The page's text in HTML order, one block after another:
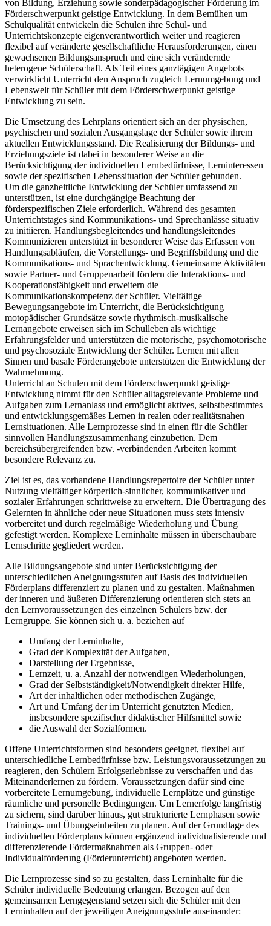
von Bildung, Erziehung sowie sonderpädagogischer Förderung im
Förderschwerpunkt geistige Entwicklung. In dem Bemühen um
Schulqualität entwickeln die Schulen ihre Schul- und
Unterrichtskonzepte eigenverantwortlich weiter und reagieren
flexibel auf veränderte gesellschaftliche Herausforderungen, einen
gewachsenen Bildungsanspruch und eine sich verändernde
heterogene Schülerschaft. Als Teil eines ganztägigen Angebots
verwirklicht Unterricht den Anspruch zugleich Lernumgebung und
Lebenswelt für Schüler mit dem Förderschwerpunkt geistige
Entwicklung zu sein.
Die Umsetzung des Lehrplans orientiert sich an der physischen,
psychischen und sozialen Ausgangslage der Schüler sowie ihrem
aktuellen Entwicklungsstand. Die Realisierung der Bildungs- und
Erziehungsziele ist dabei in besonderer Weise an die
Berücksichtigung der individuellen Lernbedürfnisse, Lerninteressen
sowie der spezifischen Lebenssituation der Schüler gebunden.
Um die ganzheitliche Entwicklung der Schüler umfassend zu
unterstützen, ist eine durchgängige Beachtung der
förderspezifischen Ziele erforderlich. Während des gesamten
Unterrichtstages sind Kommunikations- und Sprechanlässe situativ
zu initiieren. Handlungsbegleitendes und handlungsleitendes
Kommunizieren unterstützt in besonderer Weise das Erfassen von
Handlungsabläufen, die Vorstellungs- und Begriffsbildung und die
Kommunikations- und Sprachentwicklung. Gemeinsame Aktivitäten
sowie Partner- und Gruppenarbeit fördern die Interaktions- und
Kooperationsfähigkeit und erweitern die
Kommunikationskompetenz der Schüler. Vielfältige
Bewegungsangebote im Unterricht, die Berücksichtigung
motopädischer Grundsätze sowie rhythmisch-musikalische
Lernangebote erweisen sich im Schulleben als wichtige
Erfahrungsfelder und unterstützen die motorische, psychomotorische
und psychosoziale Entwicklung der Schüler. Lernen mit allen
Sinnen und basale Förderangebote unterstützen die Entwicklung der
Wahrnehmung.
Unterricht an Schulen mit dem Förderschwerpunkt geistige
Entwicklung nimmt für den Schüler alltagsrelevante Probleme und
Aufgaben zum Lernanlass und ermöglicht aktives, selbstbestimmtes
und entwicklungsgemäßes Lernen in realen oder realitätsnahen
Lernsituationen. Alle Lernprozesse sind in einen für die Schüler
sinnvollen Handlungszusammenhang einzubetten. Dem
bereichsübergreifenden bzw. -verbindenden Arbeiten kommt
besondere Relevanz zu.
Ziel ist es, das vorhandene Handlungsrepertoire der Schüler unter
Nutzung vielfältiger körperlich-sinnlicher, kommunikativer und
sozialer Erfahrungen schrittweise zu erweitern. Die Übertragung des
Gelernten in ähnliche oder neue Situationen muss stets intensiv
vorbereitet und durch regelmäßige Wiederholung und Übung
gefestigt werden. Komplexe Lerninhalte müssen in überschaubare
Lernschritte gegliedert werden.
Alle Bildungsangebote sind unter Berücksichtigung der
unterschiedlichen Aneignungsstufen auf Basis des individuellen
Förderplans differenziert zu planen und zu gestalten. Maßnahmen
der inneren und äußeren Differenzierung orientieren sich stets an
den Lernvoraussetzungen des einzelnen Schülers bzw. der
Lerngruppe. Sie können sich u. a. beziehen auf
Umfang der Lerninhalte,
Grad der Komplexität der Aufgaben,
Darstellung der Ergebnisse,
Lernzeit, u. a. Anzahl der notwendigen Wiederholungen,
Grad der Selbstständigkeit/Notwendigkeit direkter Hilfe,
Art der inhaltlichen oder methodischen Zugänge,
Art und Umfang der im Unterricht genutzten Medien,
insbesondere spezifischer didaktischer Hilfsmittel sowie
die Auswahl der Sozialformen.
Offene Unterrichtsformen sind besonders geeignet, flexibel auf
unterschiedliche Lernbedürfnisse bzw. Leistungsvoraussetzungen zu
reagieren, den Schülern Erfolgserlebnisse zu verschaffen und das
Miteinanderlernen zu fördern. Voraussetzungen dafür sind eine
vorbereitete Lernumgebung, individuelle Lernplätze und günstige
räumliche und personelle Bedingungen. Um Lernerfolge langfristig
zu sichern, sind darüber hinaus, gut strukturierte Lernphasen sowie
Trainings- und Übungseinheiten zu planen. Auf der Grundlage des
individuellen Förderplans können ergänzend individualisierende und
differenzierende Fördermaßnahmen als Gruppen- oder
Individualförderung (Förderunterricht) angeboten werden.
Die Lernprozesse sind so zu gestalten, dass Lerninhalte für die
Schüler individuelle Bedeutung erlangen. Bezogen auf den
gemeinsamen Lerngegenstand setzen sich die Schüler mit den
Lerninhalten auf der jeweiligen Aneignungsstufe auseinander: